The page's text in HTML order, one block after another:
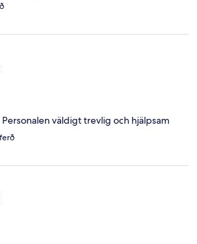
väldigt trevlig och hjälpsam